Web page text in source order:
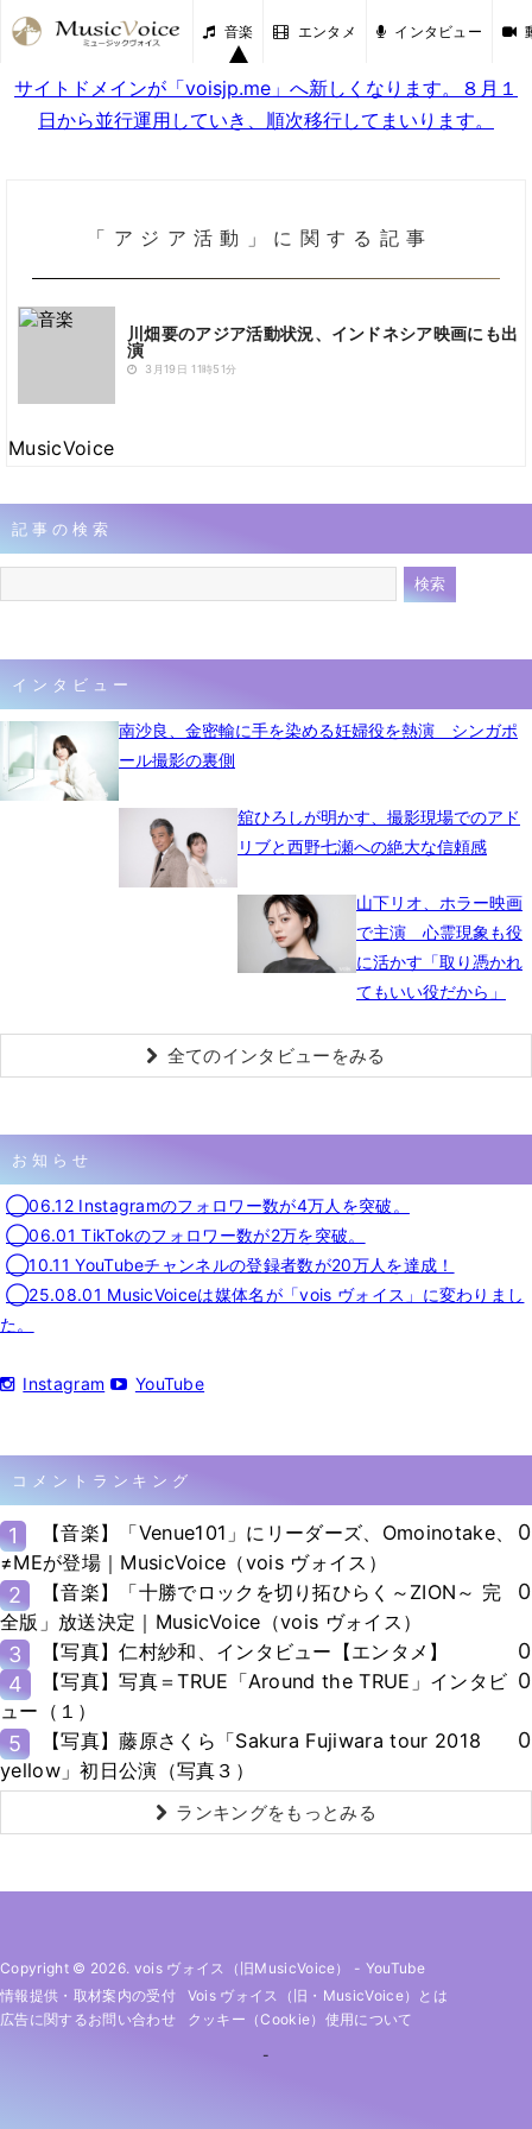
音楽 エンタメ インタビュー
サイトドメインが「voisjp.me」へ新しくなります。８月１
日から並行運用していき、順次移行してまいります。
「アジア活動」に関する記事
川畑要のアジア活動状況、インドネシア映画にも出
演
3月19日 11時51分
MusicVoice
記事の検索
インタビュー
南沙良、金密輸に手を染める妊婦役を熱演 シンガポ
ール撮影の裏側
舘ひろしが明かす、撮影現場でのアド
リブと西野七瀬への絶大な信頼感
山下リオ、ホラー映画
で主演 心霊現象も役
に活かす「取り憑かれ
てもいい役だから」
全てのインタビューをみる
お知らせ
◯06.12 Instagramのフォロワー数が4万人を突破。
◯06.01 TikTokのフォロワー数が2万を突破。
◯10.11 YouTubeチャンネルの登録者数が20万人を達成！
◯25.08.01 MusicVoiceは媒体名が「vois ヴォイス」に変わりまし
た。
Instagram YouTube
コメントランキング
1
【音楽】「Venue101」にリーダーズ、Omoinotake、
≠MEが登場｜MusicVoice（vois ヴォイス）
0
2
【音楽】「十勝でロックを切り拓ひらく～ZION～ 完
全版」放送決定｜MusicVoice（vois ヴォイス）
0
3 【写真】仁村紗和、インタビュー【エンタメ】
0
4
【写真】写真＝TRUE「Around the TRUE」インタビ
ュー（１）
0
5
【写真】藤原さくら「Sakura Fujiwara tour 2018
yellow」初日公演（写真３）
0
ランキングをもっとみる
Copyright © 2026. vois ヴォイス（旧MusicVoice） - YouTube
情報提供・取材案内の受付
Vois ヴォイス（旧・MusicVoice）とは
広告に関するお問い合わせ
クッキー（cookie）使用について
-